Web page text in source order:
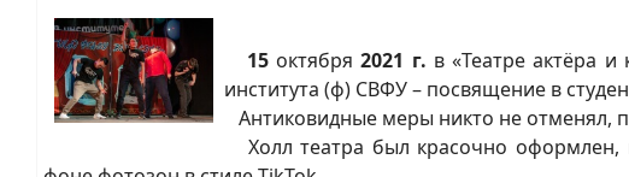
15октября2021 г. в «Театре актёра
института (ф) СВФУ – посвящение в
Антиковидные меры никто не отменял,
Холл театра был красочно оформлен,